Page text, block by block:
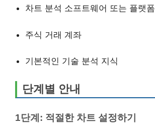
차트 분석 소프트웨어 또는 플랫폼
주식 거래 계좌
기본적인 기술 분석 지식
단계별 안내
1단계: 적절한 차트 설정하기